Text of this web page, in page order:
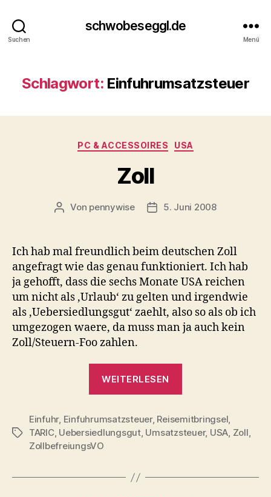
Suchen
schwobeseggl.de
Menü
Schlagwort: Einfuhrumsatzsteuer
Kategorien
PC & ACCESSOIRES USA
Zoll
Beitragsautor
Von pennywise Veröffentlichungsdatum
5. Juni 2008
Ich hab mal freundlich beim deutschen Zoll
angefragt wie das genau funktioniert. Ich hab
ja gehofft, dass die sechs Monate USA reichen
um nicht als ‚Urlaub‘ zu gelten und irgendwie
als ‚Uebersiedlungsgut‘ zaehlt, also so als ob ich
umgezogen waere, da muss man ja auch kein
Zoll/Steuern-Foo zahlen.
WEITERLESEN
Schlagwörter
Einfuhr, Einfuhrumsatzsteuer, Reisemitbringsel,
TARIC, Uebersiedlungsgut, Umsatzsteuer, USA, Zoll,
ZollbefreiungsVO